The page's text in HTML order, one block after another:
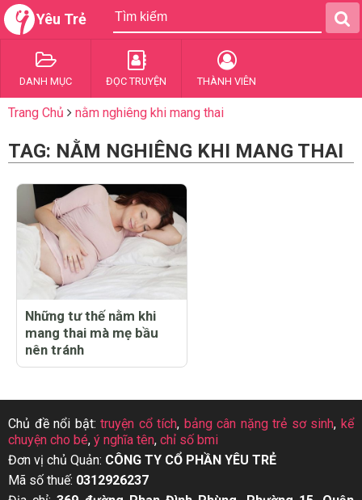
Yêu Trẻ
DANH MỤC ĐỌC TRUYỆN THÀNH VIÊN
Trang Chủ nằm nghiêng khi mang thai
TAG: NẰM NGHIÊNG KHI MANG THAI
Những tư thế nằm khi
mang thai mà mẹ bầu
nên tránh
Chủ đề nổi bật:truyện cổ tích, bảng cân nặng trẻ sơ sinh,kể
chuyện cho bé, ý nghĩa tên, chỉ số bmi
Đơn vị chủ Quản: CÔNG TY CỔ PHẦN YÊU TRẺ
Mã số thuế: 0312926237